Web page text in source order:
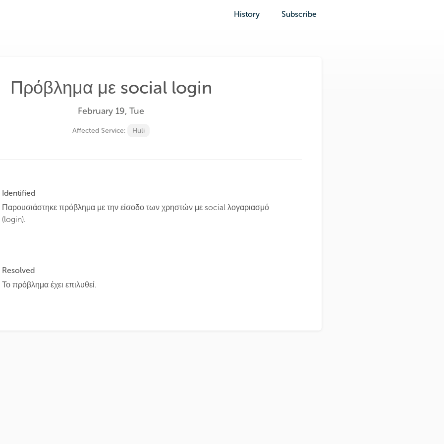
History Subscribe
Πρόβλημα με social login
February 19, Tue
Affected Service: Huli
Identified
Παρουσιάστηκε πρόβλημα με την είσοδο των χρηστών με social λογαριασμό
(login).
Resolved
Το πρόβλημα έχει επιλυθεί.